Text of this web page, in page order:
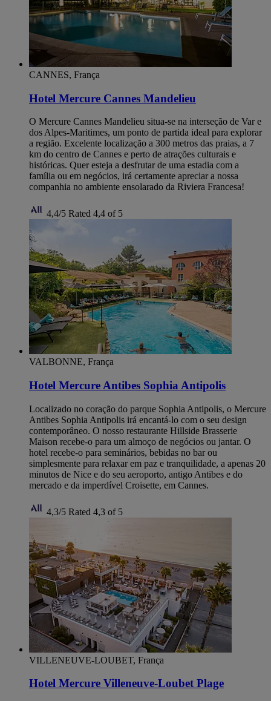
CANNES, França
Hotel Mercure Cannes Mandelieu
O Mercure Cannes Mandelieu situa-se na interseção de Var e
dos Alpes-Maritimes, um ponto de partida ideal para explorar
a região. Excelente localização a 300 metros das praias, a 7
km do centro de Cannes e perto de atrações culturais e
históricas. Quer esteja a desfrutar de uma estadia com a
família ou em negócios, irá certamente apreciar a nossa
companhia no ambiente ensolarado da Riviera Francesa!
4,4/5 Rated 4,4 of 5
VALBONNE, França
Hotel Mercure Antibes Sophia Antipolis
Localizado no coração do parque Sophia Antipolis, o Mercure
Antibes Sophia Antipolis irá encantá-lo com o seu design
contemporâneo. O nosso restaurante Hillside Brasserie
Maison recebe-o para um almoço de negócios ou jantar. O
hotel recebe-o para seminários, bebidas no bar ou
simplesmente para relaxar em paz e tranquilidade, a apenas 20
minutos de Nice e do seu aeroporto, antigo Antibes e do
mercado e da imperdível Croisette, em Cannes.
4,3/5 Rated 4,3 of 5
VILLENEUVE-LOUBET, França
Hotel Mercure Villeneuve-Loubet Plage